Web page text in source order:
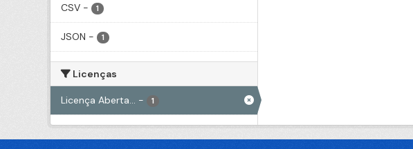
CSV - 1
JSON - 1
Licenças
Licença Aberta... - 1